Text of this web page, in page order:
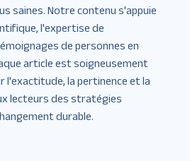
saines. Notre contenu s'appuie
l'expertise de
de personnes en
article est soigneusement
l'exactitude, la pertinence et la
lecteurs des stratégies
durable.